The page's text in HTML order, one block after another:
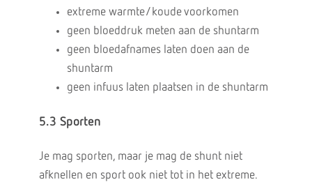
extreme warmte/koude voorkomen
geen bloeddruk meten aan de shuntarm
geen bloedafnames laten doen aan de
shuntarm
geen infuus laten plaatsen in de shuntarm
5.3 Sporten
Je mag sporten, maar je mag de shunt niet
afknellen en sport ook niet tot in het extreme.